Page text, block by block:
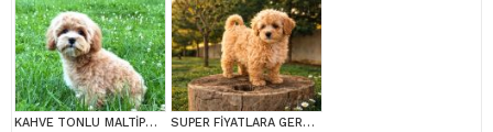
KAHVE TONLU MALTİPOO CİNSİ YAVRULAR SUPER FİYATLARA GERÇEK MALTİPOO YAVRULAR